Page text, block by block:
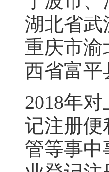
湖北省武
重庆市渝
西省富平
2018年
记注册便
管等事中